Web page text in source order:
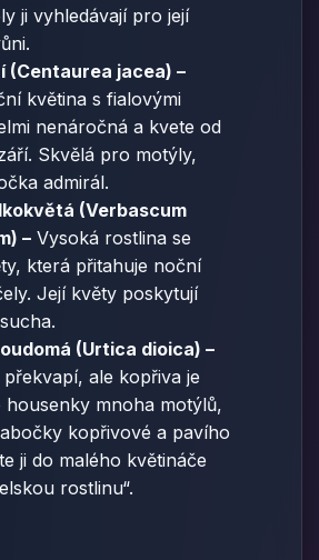
ji vyhledávají pro její
(Centaurea jacea) –
květina s fialovými
nenáročná a kvete od
Skvělá pro motýly,
admirál.
(Verbascum
– Vysoká rostlina se
která přitahuje noční
Její květy poskytují
(Urtica dioica) –
ale kopřiva je
mnoha motýlů,
kopřivové a pavího
ji do malého květináče
rostlinu“.